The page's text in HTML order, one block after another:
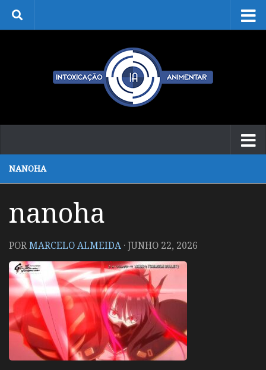
Skip to content
NANOHA
nanoha
PORMARCELO ALMEIDA ·JUNHO 22, 2026